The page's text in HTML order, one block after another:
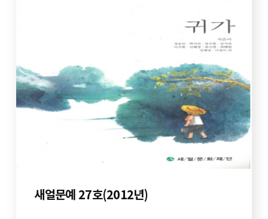
새얼문예 27호(2012년)